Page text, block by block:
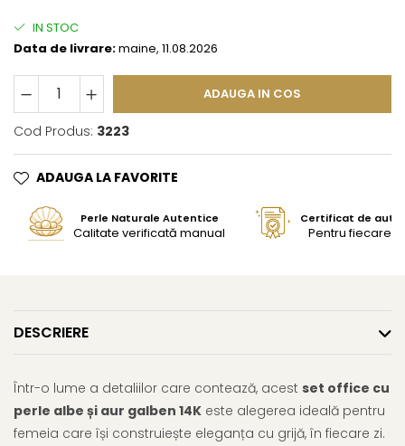
IN STOC
Data de livrare:maine, 11.08.2026
ADAUGA IN COS
Cod Produs: 3223
ADAUGA LA FAVORITE
Perle Naturale Autentice
Calitate verificată manual
Certificat de
Pentru fiecare
DESCRIERE
Într-o lume a detaliilor care contează, acest set office cu
perle albe și aur galben 14K este alegerea ideală pentru
femeia care își construiește eleganța cu grijă, în fiecare zi.